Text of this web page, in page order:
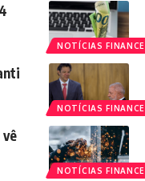
NOTÍCIAS
NOTÍCIAS
NOTÍCIAS